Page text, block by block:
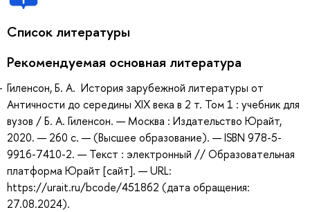
Список литературы
Рекомендуемая основная литература
Гиленсон, Б. А. История зарубежной литературы от
Античности до середины XIX века в 2 т. Том 1 : учебник для
вузов / Б. А. Гиленсон. — Москва : Издательство Юрайт,
2020. — 260 с. — (Высшее образование). — ISBN 978-5-
9916-7410-2. — Текст : электронный // Образовательная
платформа Юрайт [сайт]. — URL:
https://urait.ru/bcode/451862 (дата обращения:
27.08.2024).